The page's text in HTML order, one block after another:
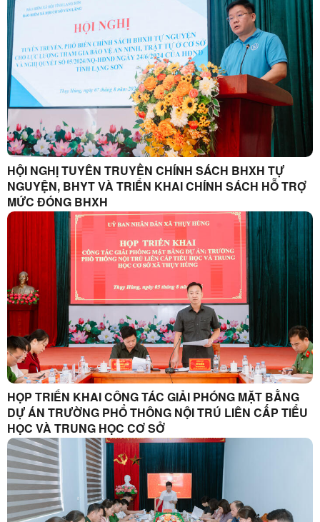
HỘI NGHỊ TUYÊN TRUYỀN CHÍNH SÁCH BHXH TỰ
NGUYỆN, BHYT VÀ TRIỂN KHAI CHÍNH SÁCH HỖ TRỢ
MỨC ĐÓNG BHXH
HỌP TRIỂN KHAI CÔNG TÁC GIẢI PHÓNG MẶT BẰNG
DỰ ÁN TRƯỜNG PHỔ THÔNG NỘI TRÚ LIÊN CẤP TIỂU
HỌC VÀ TRUNG HỌC CƠ SỞ